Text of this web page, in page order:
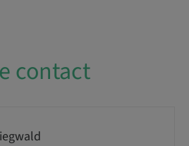
contact